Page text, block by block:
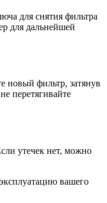
для снятия фильтра
для дальнейшей
новый фильтр, затянув
перетягивайте
утечек нет, можно
вашего